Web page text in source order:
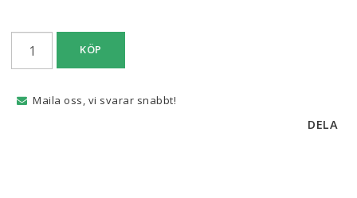
KÖP
Maila oss, vi svarar snabbt!
DELA